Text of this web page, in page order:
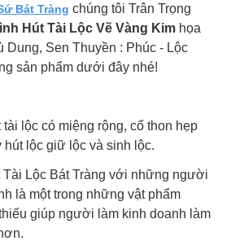
Bát Tràng chúng tôi Trân Trọng
Hút Tài Lộc Vẽ Vàng Kim họa
Dung, Sen Thuyền : Phúc - Lộc
sản phẩm dưới đây nhé!
lộc có miệng rộng, cổ thon hẹp
hút lộc giữ lộc và sinh lộc.
Lộc Bát Tràng với những người
là một trong những vật phẩm
giúp người làm kinh doanh làm